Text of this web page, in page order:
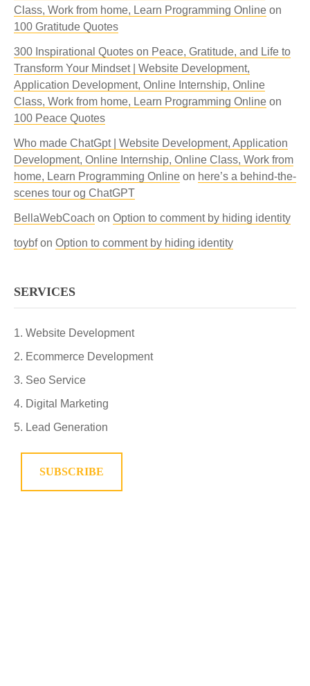
Class, Work from home, Learn Programming Online on
100 Gratitude Quotes
300 Inspirational Quotes on Peace, Gratitude, and Life to
Transform Your Mindset | Website Development,
Application Development, Online Internship, Online
Class, Work from home, Learn Programming Online on
100 Peace Quotes
Who made ChatGpt | Website Development, Application
Development, Online Internship, Online Class, Work from
home, Learn Programming Online on here’s a behind-the-
scenes tour og ChatGPT
BellaWebCoach on Option to comment by hiding identity
toybfon Option to comment by hiding identity
SERVICES
Website Development
Ecommerce Development
Seo Service
Digital Marketing
Lead Generation
SUBSCRIBE